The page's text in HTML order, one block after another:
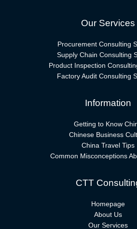
Our Services
Procurement Consulting
Supply Chain Consulting
Product Inspection
Factory Audit Consulting
Information
Getting to Know
Chinese Business
China Travel Tips
Common Misconceptions
CTT
Homepage
About Us
Our Services